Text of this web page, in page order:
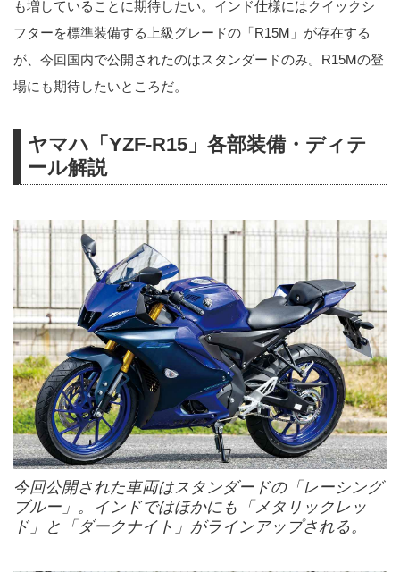
も増していることに期待したい。インド仕様にはクイックシ
フターを標準装備する上級グレードの「R15M」が存在する
が、今回国内で公開されたのはスタンダードのみ。R15Mの登
場にも期待したいところだ。
ヤマハ「YZF-R15」各部装備・ディテ
ール解説
今回公開された車両はスタンダードの「レーシング
ブルー」。インドではほかにも「メタリックレッ
ド」と「ダークナイト」がラインアップされる。